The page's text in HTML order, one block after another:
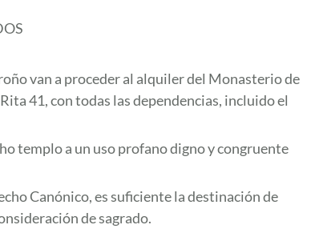
van a proceder al alquiler del Monasterio de
41, con todas las dependencias, incluido el
templo a un uso profano digno y congruente
Canónico, es suficiente la destinación de
de sagrado.